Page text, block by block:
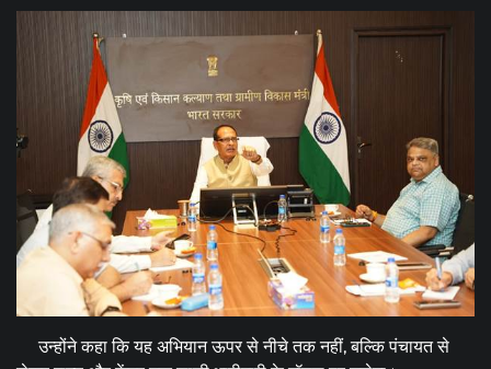
उन्होंने कहा कि यह अभियान ऊपर से नीचे तक नहीं, बल्कि पंचायत से